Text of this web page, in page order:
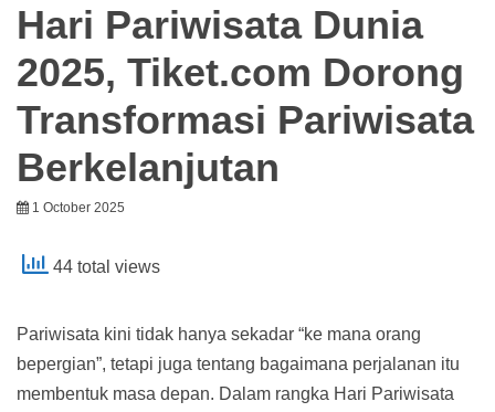
Hari Pariwisata Dunia
2025, Tiket.com Dorong
Transformasi Pariwisata
Berkelanjutan
1 October 2025
44 total views
Pariwisata kini tidak hanya sekadar “ke mana orang
bepergian”, tetapi juga tentang bagaimana perjalanan itu
membentuk masa depan. Dalam rangka Hari Pariwisata